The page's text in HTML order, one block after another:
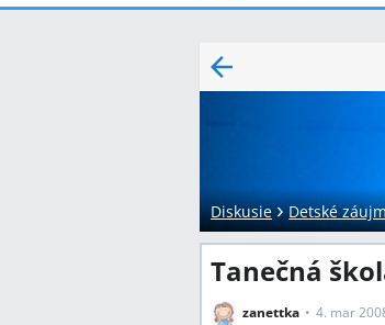
Diskusie Detské
Tanečná
zanettka 4. mar